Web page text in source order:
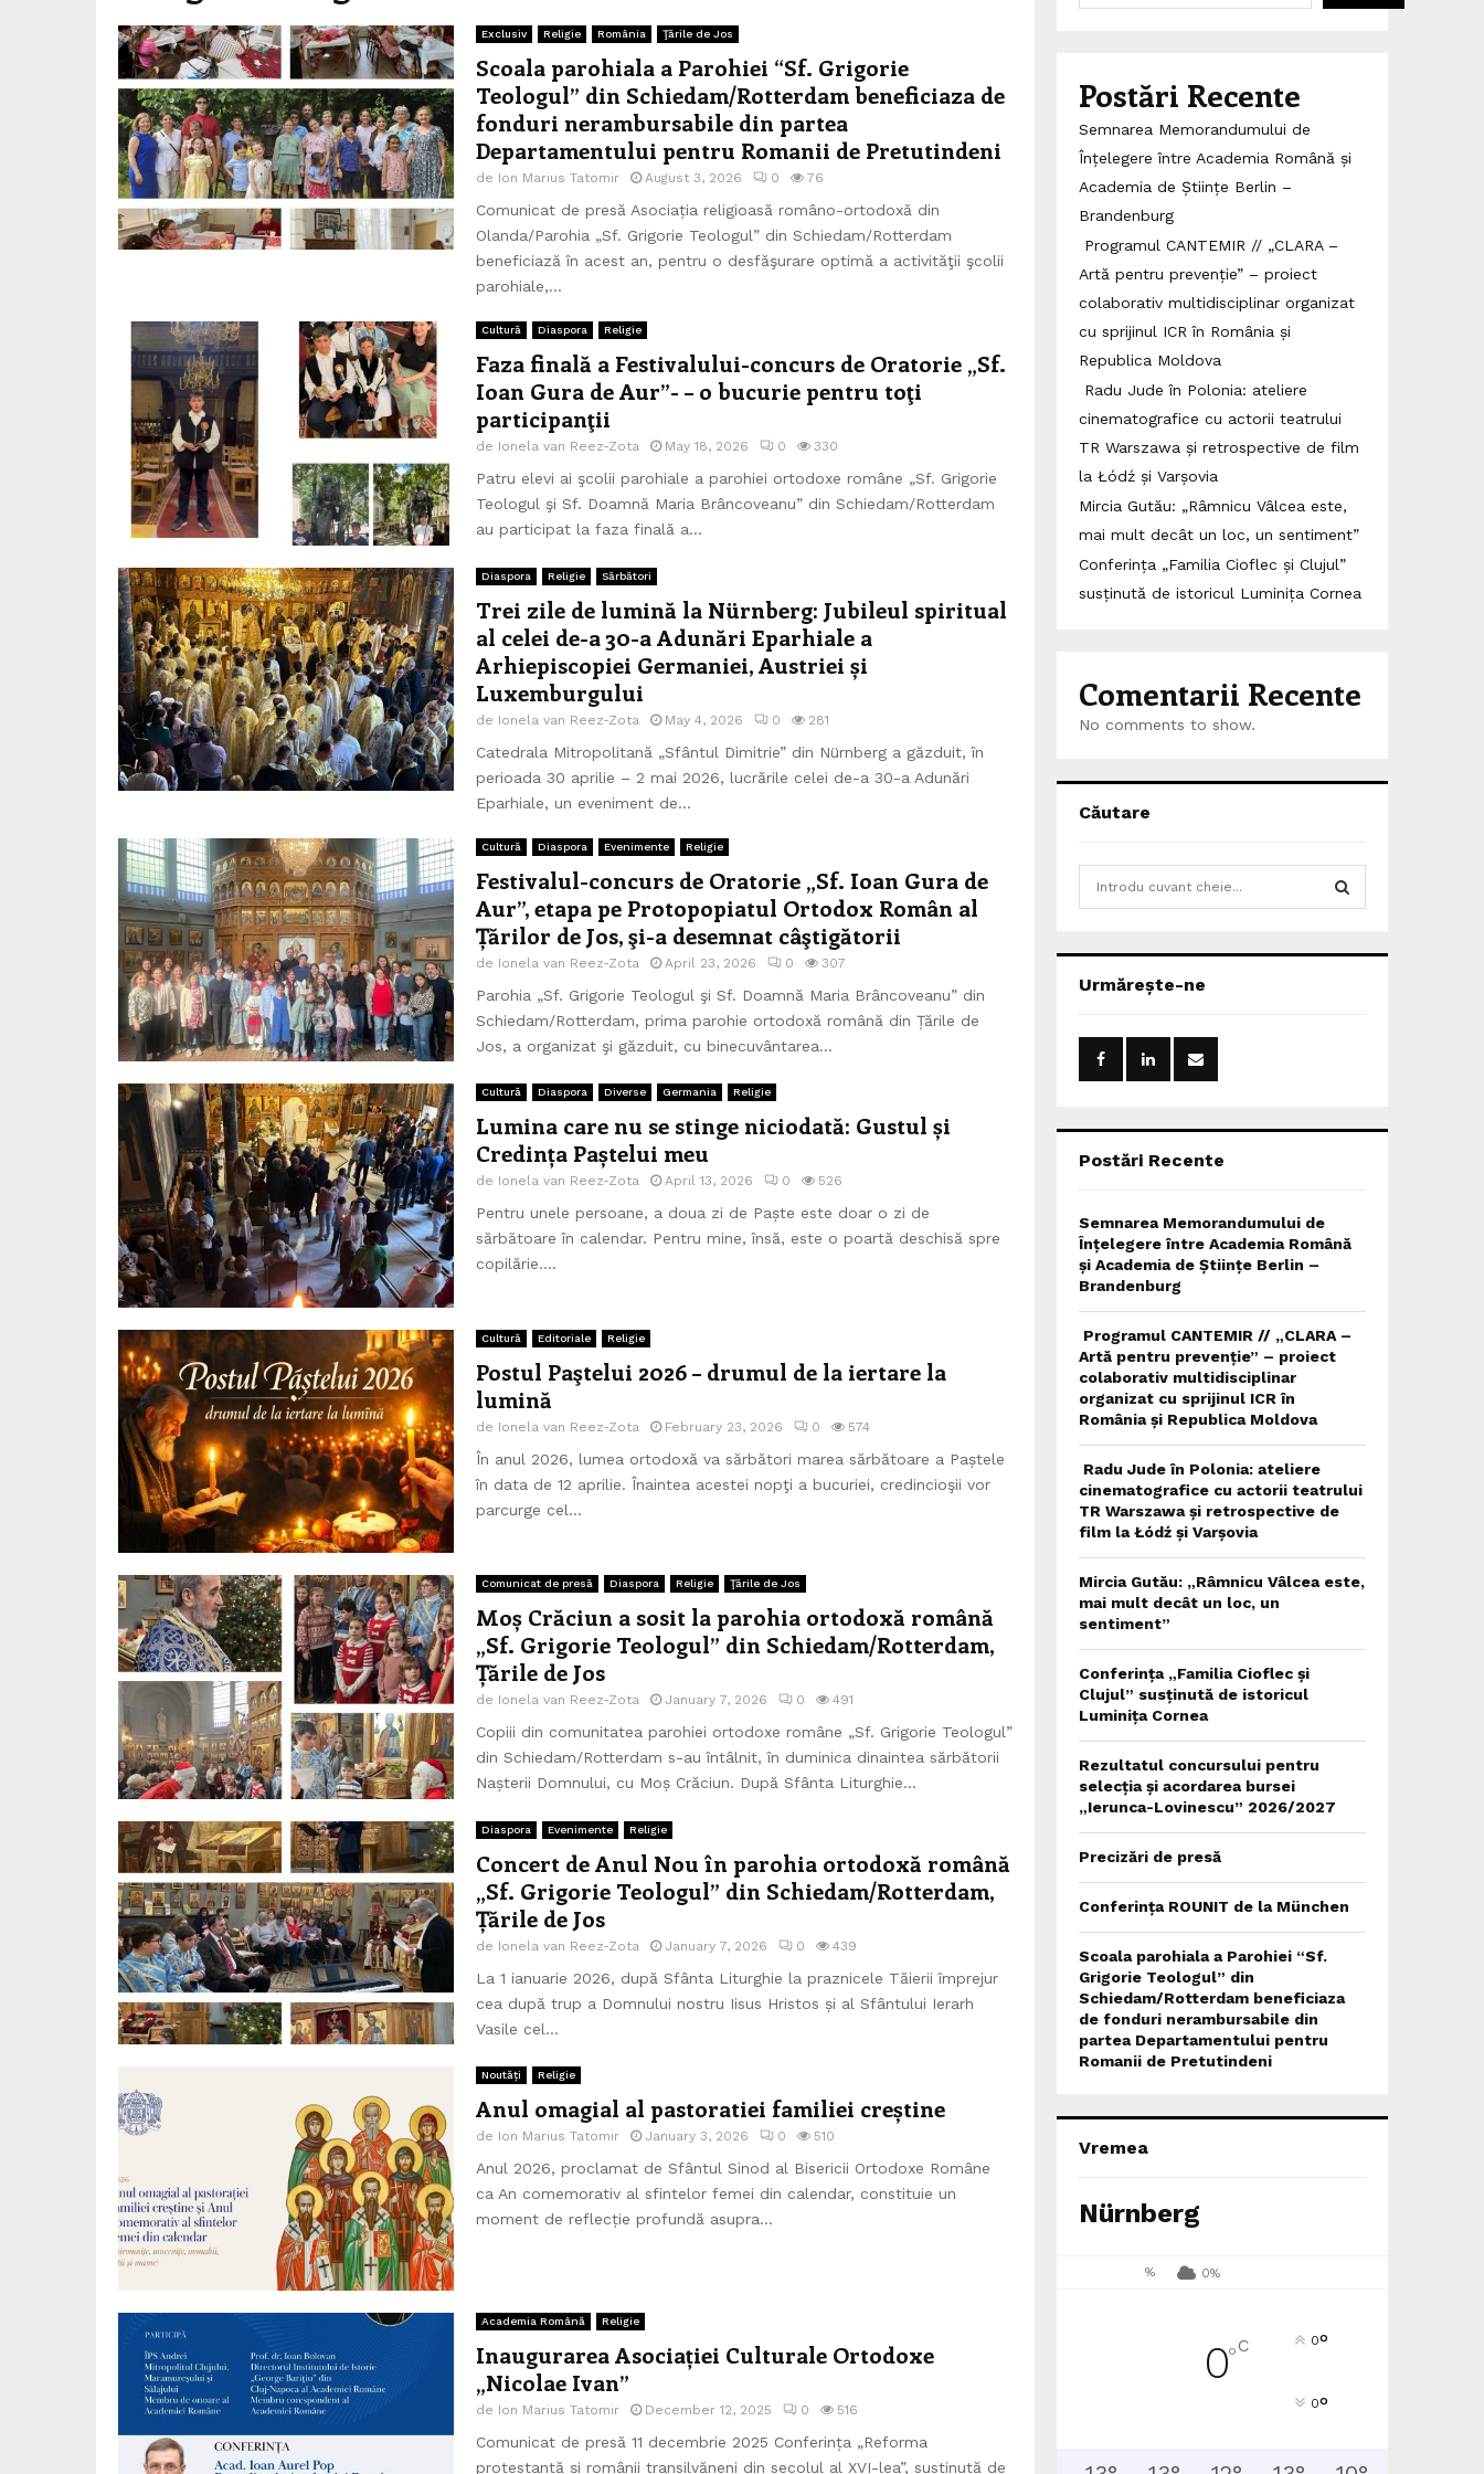
Exclusiv Religie România Ţările de Jos
Scoala parohiala a Parohiei “Sf. Grigorie
Teologul” din Schiedam/Rotterdam beneficiaza de
fonduri nerambursabile din partea
Departamentului pentru Romanii de Pretutindeni
de Ion Marius Tatomir August 3, 2026 0 76
Comunicat de presă Asociația religioasă româno-ortodoxă din
Olanda/Parohia „Sf. Grigorie Teologul” din Schiedam/Rotterdam
beneficiază în acest an, pentru o desfăşurare optimă a activităţii şcolii
parohiale,...
Cultură Diaspora Religie
Faza finală a Festivalului-concurs de Oratorie „Sf.
Ioan Gura de Aur”- – o bucurie pentru toţi
participanţii
de Ionela van Reez-Zota May 18, 2026 0 330
Patru elevi ai şcolii parohiale a parohiei ortodoxe române „Sf. Grigorie
Teologul şi Sf. Doamnă Maria Brâncoveanu” din Schiedam/Rotterdam
au participat la faza finală a...
Diaspora Religie Sărbători
Trei zile de lumină la Nürnberg: Jubileul spiritual
al celei de-a 30-a Adunări Eparhiale a
Arhiepiscopiei Germaniei, Austriei și
Luxemburgului
de Ionela van Reez-Zota May 4, 2026 0 281
Catedrala Mitropolitană „Sfântul Dimitrie” din Nürnberg a găzduit, în
perioada 30 aprilie – 2 mai 2026, lucrările celei de-a 30-a Adunări
Eparhiale, un eveniment de...
Cultură Diaspora Evenimente Religie
Festivalul-concurs de Oratorie „Sf. Ioan Gura de
Aur”, etapa pe Protopopiatul Ortodox Român al
Țărilor de Jos, şi-a desemnat câştigătorii
de Ionela van Reez-Zota April 23, 2026 0 307
Parohia „Sf. Grigorie Teologul şi Sf. Doamnă Maria Brâncoveanu” din
Schiedam/Rotterdam, prima parohie ortodoxă română din Țările de
Jos, a organizat şi găzduit, cu binecuvântarea...
Cultură Diaspora Diverse Germania Religie
Lumina care nu se stinge niciodată: Gustul și
Credința Paștelui meu
de Ionela van Reez-Zota April 13, 2026 0 526
Pentru unele persoane, a doua zi de Paște este doar o zi de
sărbătoare în calendar. Pentru mine, însă, este o poartă deschisă spre
copilărie....
Cultură Editoriale Religie
Postul Paştelui 2026 – drumul de la iertare la
lumină
de Ionela van Reez-Zota February 23, 2026 0 574
În anul 2026, lumea ortodoxă va sărbători marea sărbătoare a Paștele
în data de 12 aprilie. Înaintea acestei nopţi a bucuriei, credincioşii vor
parcurge cel...
Comunicat de presă Diaspora Religie Ţările de Jos
Moș Crăciun a sosit la parohia ortodoxă română
„Sf. Grigorie Teologul” din Schiedam/Rotterdam,
Țările de Jos
de Ionela van Reez-Zota January 7, 2026 0 491
Copiii din comunitatea parohiei ortodoxe române „Sf. Grigorie Teologul”
din Schiedam/Rotterdam s-au întâlnit, în duminica dinaintea sărbătorii
Nașterii Domnului, cu Moș Crăciun. După Sfânta Liturghie...
Diaspora Evenimente Religie
Concert de Anul Nou în parohia ortodoxă română
„Sf. Grigorie Teologul” din Schiedam/Rotterdam,
Țările de Jos
de Ionela van Reez-Zota January 7, 2026 0 439
La 1 ianuarie 2026, după Sfânta Liturghie la praznicele Tăierii împrejur
cea după trup a Domnului nostru Iisus Hristos și al Sfântului Ierarh
Vasile cel...
Noutăți Religie
Anul omagial al pastoratiei familiei creștine
de Ion Marius Tatomir January 3, 2026 0 510
Anul 2026, proclamat de Sfântul Sinod al Bisericii Ortodoxe Române
ca An comemorativ al sfintelor femei din calendar, constituie un
moment de reflecție profundă asupra...
Academia Română Religie
Inaugurarea Asociației Culturale Ortodoxe
„Nicolae Ivan”
de Ion Marius Tatomir December 12, 2025 0 516
Comunicat de presă 11 decembrie 2025 Conferința „Reforma
protestantă și românii transilvăneni din secolul al XVI-lea”, susținută de
Postări Recente
Semnarea Memorandumului de
Înțelegere între Academia Română și
Academia de Științe Berlin –
Brandenburg
Programul CANTEMIR // „CLARA –
Artă pentru prevenție” – proiect
colaborativ multidisciplinar organizat
cu sprijinul ICR în România și
Republica Moldova
Radu Jude în Polonia: ateliere
cinematografice cu actorii teatrului
TR Warszawa și retrospective de film
la Łódź și Varșovia
Mircia Gutău: „Râmnicu Vâlcea este,
mai mult decât un loc, un sentiment”
Conferința „Familia Cioflec și Clujul”
susținută de istoricul Luminița Cornea
Comentarii Recente
No comments to show.
Căutare
h
o
:
Urmărește-ne
Postări Recente
Semnarea Memorandumului de
Înțelegere între Academia Română
și Academia de Științe Berlin –
Brandenburg
Programul CANTEMIR // „CLARA –
Artă pentru prevenție” – proiect
colaborativ multidisciplinar
organizat cu sprijinul ICR în
România și Republica Moldova
Radu Jude în Polonia: ateliere
cinematografice cu actorii teatrului
TR Warszawa și retrospective de
film la Łódź și Varșovia
Mircia Gutău: „Râmnicu Vâlcea este,
mai mult decât un loc, un
sentiment”
Conferința „Familia Cioflec și
Clujul” susținută de istoricul
Luminița Cornea
Rezultatul concursului pentru
selecția și acordarea bursei
„Ierunca-Lovinescu” 2026/2027
Precizări de presă
Conferința ROUNIT de la München
Scoala parohiala a Parohiei “Sf.
Grigorie Teologul” din
Schiedam/Rotterdam beneficiaza
de fonduri nerambursabile din
partea Departamentului pentru
Romanii de Pretutindeni
Vremea
Nürnberg
% 0%
0°C 0°
0°